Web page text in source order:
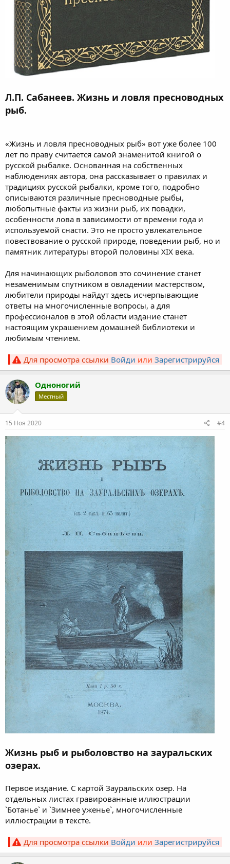
Л.П. Сабанеев. Жизнь и ловля пресноводных
рыб.
«Жизнь и ловля пресноводных рыб» вот уже более 100
лет по праву считается самой знаменитой книгой о
русской рыбалке. Основанная на собственных
наблюдениях автора, она рассказывает о правилах и
традициях русской рыбалки, кроме того, подробно
описываются различные пресноводные рыбы,
любопытные факты из жизни рыб, их повадки,
особенности лова в зависимости от времени года и
используемой снасти. Это не просто увлекательное
повествование о русской природе, поведении рыб, но и
памятник литературы второй половины XIX века.
Для начинающих рыболовов это сочинение станет
незаменимым спутником в овладении мастерством,
любители природы найдут здесь исчерпывающие
ответы на многочисленные вопросы, а для
профессионалов в этой области издание станет
настоящим украшением домашней библиотеки и
любимым чтением.
Для просмотра ссылки Войди или Зарегистрируйся
Одноногий
Местный
15 Ноя 2020 #4
Жизнь рыб и рыболовство на зауральских
озерах.
Первое издание. С картой Зауральских озер. На
отдельных листах гравированные иллюстрации
`Ботанье` и `Зимнее уженье`, многочисленные
иллюстрации в тексте.
Для просмотра ссылки Войди или Зарегистрируйся